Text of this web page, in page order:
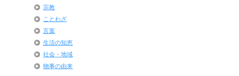
宗教
ことわざ
言葉
生活の知恵
社会・地域
物事の由来